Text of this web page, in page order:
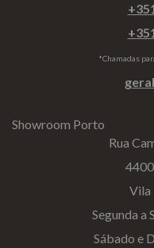
*Chamadas
Showroom Porto
Rua
Vila
Segunda a
Sábado e